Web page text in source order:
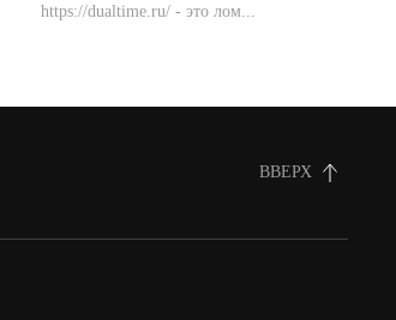
https://dualtime.ru/ - это лом...
ВВЕРХ